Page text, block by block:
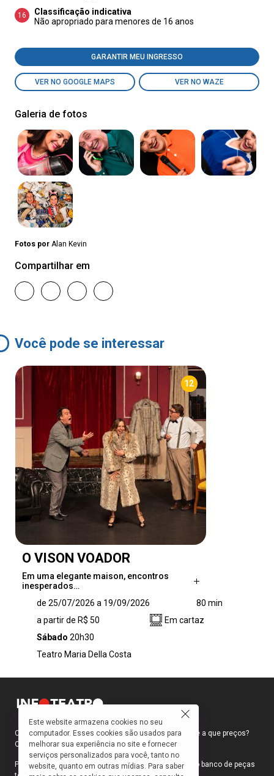
16
Classificação indicativa
Não apropriado para menores de 16 anos
GARANTIR MEU INGRESSO
VER NO GOOGLE MAPS VER NO WAZE
Galeria de fotos
Fotos por Alan Kevin
Compartilhar em
Você pode se interessar
12
O VISON VOADOR
Em uma elegante maison, encontros
inesperados…
inesperados e situações completamente
improváveis dão início a uma sequência de
mal-entendidos irresistíveis. Gilberto, sócio de
relação entre os dois e, ironicamente, resolve
comprar exatamente o mesmo presente para
sua secretária, Brigite. No meio dessa
confusão estão Armando, o estilista da loja, e
Rosita, a secretária, que tentam administrar o
caos enquanto as trocas de presentes, os
de 25/07/2026 a 19/09/2026
80 min
a partir de R$ 50
Em cartaz
Sábado 20h30
Teatro Maria Della Costa
Como faço para ir ao teatro? Onde compro ingressos e a que preços?
Quais peças estão em cartaz?
Para responder a essas e outras perguntas, criamos o banco de peças
Este website armazena cookies no seu
computador. Esses cookies são usados para
melhorar sua experiência no site e fornecer
serviços personalizados para você, tanto no
website, quanto em outras mídias. Para saber